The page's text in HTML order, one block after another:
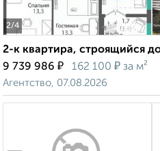
2/4
2-к квартира, строящийся
9 739 986 ₽ 162 100 ₽ за м²
Агентство, 07.08.2026